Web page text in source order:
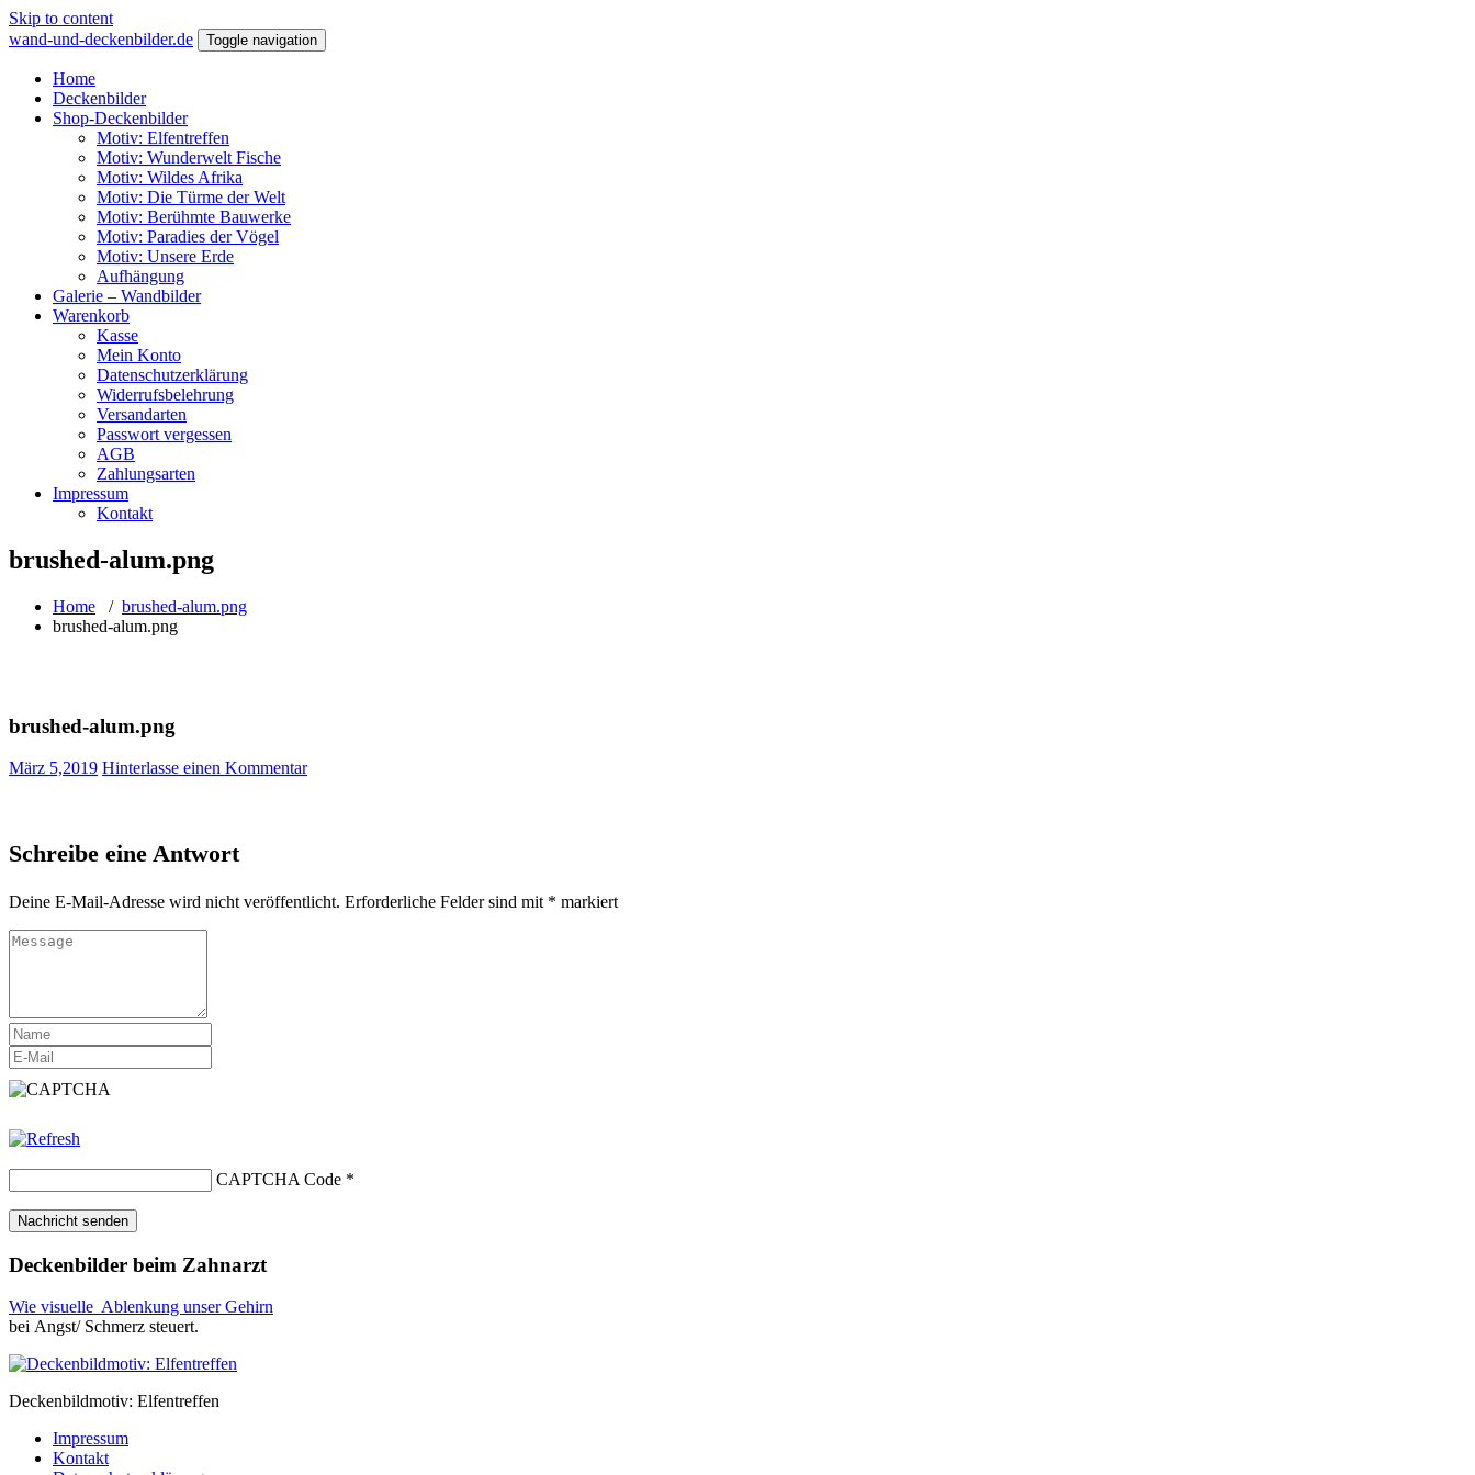
Skip to content
wand-und-deckenbilder.de
Toggle navigation
Home
Deckenbilder
Shop-Deckenbilder
Motiv: Elfentreffen
Motiv: Wunderwelt Fische
Motiv: Wildes Afrika
Motiv: Die Türme der Welt
Motiv: Berühmte Bauwerke
Motiv: Paradies der Vögel
Motiv: Unsere Erde
Aufhängung
Galerie – Wandbilder
Warenkorb
Kasse
Mein Konto
Datenschutzerklärung
Widerrufsbelehrung
Versandarten
Passwort vergessen
AGB
Zahlungsarten
Impressum
Kontakt
brushed-alum.png
Home / brushed-alum.png
brushed-alum.png
brushed-alum.png
März 5,2019 Hinterlasse einen Kommentar
Schreibe eine Antwort
Deine E-Mail-Adresse wird nicht veröffentlicht. Erforderliche Felder sind mit * markiert
CAPTCHA Code *
Deckenbilder beim Zahnarzt
Wie visuelle Ablenkung unser Gehirn
bei Angst/ Schmerz steuert.
Deckenbildmotiv: Elfentreffen
Impressum
Kontakt